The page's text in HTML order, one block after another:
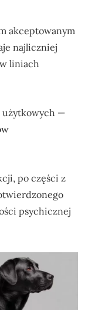
akceptowanym
najliczniej
liniach
użytkowych —
po części z
psychicznej